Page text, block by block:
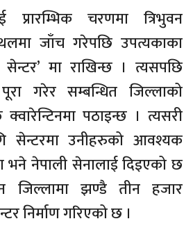
प्रारम्भिक चरणमा त्रिभुवन
जाँच गरेपछि उपत्यकाका
सेन्टर’ मा राखिन्छ । त्यसपछि
गरेर सम्बन्धित जिल्लाको
पठाइन्छ । त्यसरी
सेन्टरमा उनीहरुको आवश्यक
भने नेपाली सेनालाई दिइएको छ
जिल्लामा झण्डै तीन हजार
निर्माण गरिएको छ ।